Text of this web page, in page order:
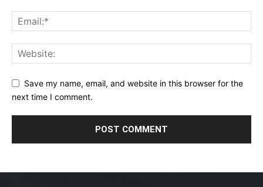
Save my name, email, and website in this browser for the
next time I comment.